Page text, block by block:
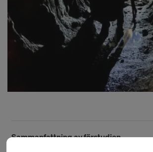
Sammanfattning av förstudien